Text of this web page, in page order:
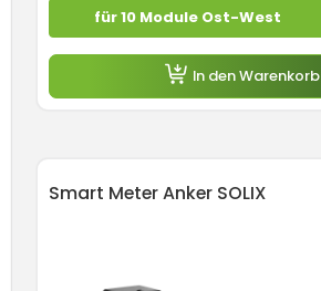
für 10 Module Ost-West
In den Warenkorb
Smart Meter Anker SOLIX